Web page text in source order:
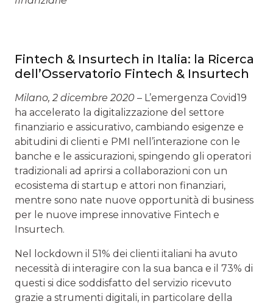
Fintech & Insurtech in Italia: la Ricerca
dell’Osservatorio Fintech & Insurtech
Milano, 2 dicembre 2020 – L’emergenza Covid19
ha accelerato la digitalizzazione del settore
finanziario e assicurativo, cambiando esigenze e
abitudini di clienti e PMI nell’interazione con le
banche e le assicurazioni, spingendo gli operatori
tradizionali ad aprirsi a collaborazioni con un
ecosistema di startup e attori non finanziari,
mentre sono nate nuove opportunità di business
per le nuove imprese innovative Fintech e
Insurtech.
Nel lockdown il 51% dei clienti italiani ha avuto
necessità di interagire con la sua banca e il 73% di
questi si dice soddisfatto del servizio ricevuto
grazie a strumenti digitali, in particolare della